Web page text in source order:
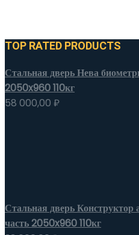
TOP RATED PRODUCTS
Стальная дверь Нева
2050x960 110кг
58 000,00 ₽
Стальная дверь Конструктор
часть 2050x960 110кг